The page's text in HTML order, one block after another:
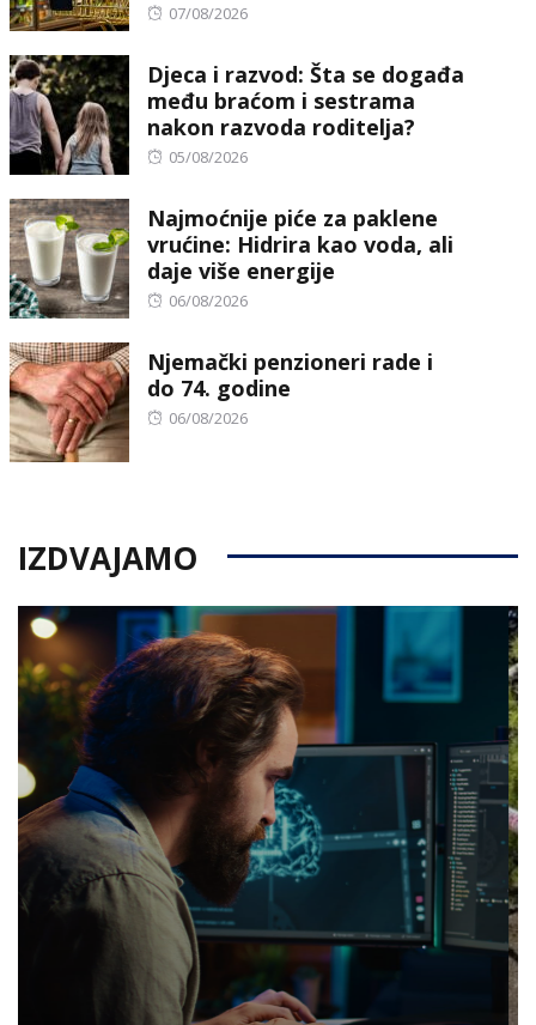
Posted
07/08/2026
Djeca i razvod: Šta se događa
među braćom i sestrama
nakon razvoda roditelja?
Posted
05/08/2026
Najmoćnije piće za paklene
vrućine: Hidrira kao voda, ali
daje više energije
Posted
06/08/2026
Njemački penzioneri rade i
do 74. godine
Posted
06/08/2026
IZDVAJAMO